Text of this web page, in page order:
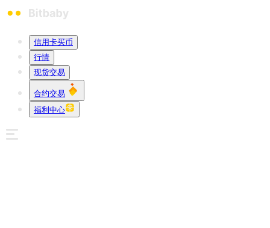
信用卡买币
行情
现货交易
合约交易
福利中心